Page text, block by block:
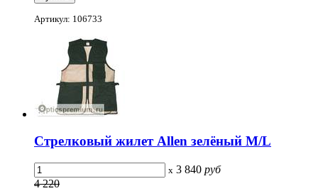
Артикул: 106733
Стрелковый жилет Allen зелёный M/L
x 3 840 руб
4 220